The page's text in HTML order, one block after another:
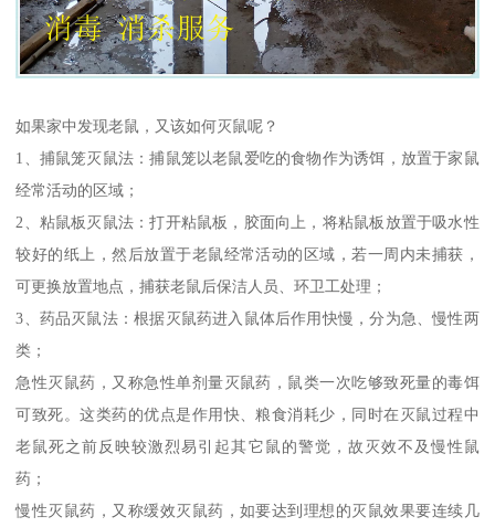
如果家中发现老鼠，又该如何灭鼠呢？
1、捕鼠笼灭鼠法：捕鼠笼以老鼠爱吃的食物作为诱饵，放置于家鼠
经常活动的区域；
2、粘鼠板灭鼠法：打开粘鼠板，胶面向上，将粘鼠板放置于吸水性
较好的纸上，然后放置于老鼠经常活动的区域，若一周内未捕获，
可更换放置地点，捕获老鼠后保洁人员、环卫工处理；
3、药品灭鼠法：根据灭鼠药进入鼠体后作用快慢，分为急、慢性两
类；
急性灭鼠药，又称急性单剂量灭鼠药，鼠类一次吃够致死量的毒饵
可致死。这类药的优点是作用快、粮食消耗少，同时在灭鼠过程中
老鼠死之前反映较激烈易引起其它鼠的警觉，故灭效不及慢性鼠
药；
慢性灭鼠药，又称缓效灭鼠药，如要达到理想的灭鼠效果要连续几